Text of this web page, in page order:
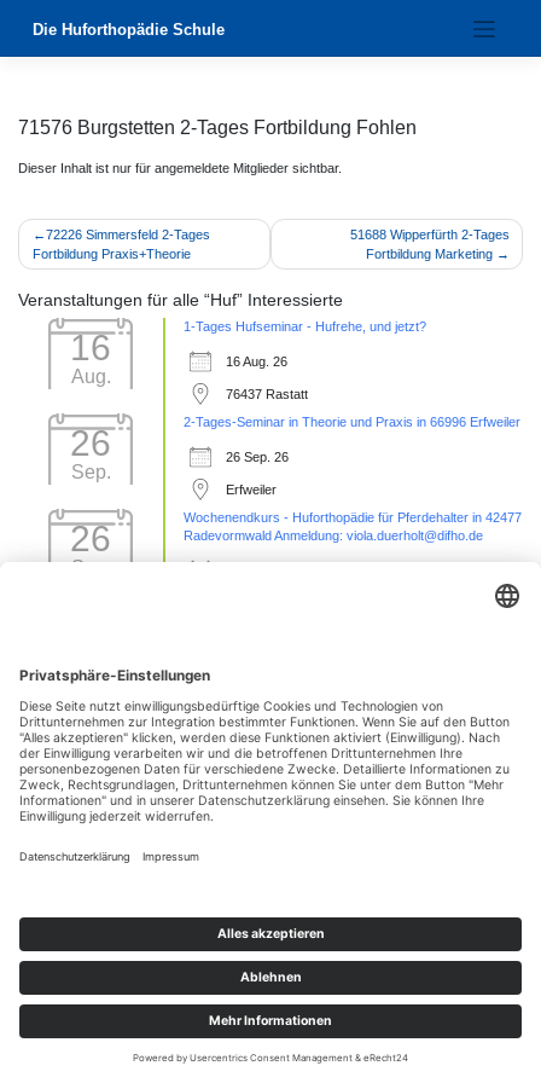
Die Huforthopädie Schule
71576 Burgstetten 2-Tages Fortbildung Fohlen
Dieser Inhalt ist nur für angemeldete Mitglieder sichtbar.
Beitragsnavigation
72226 Simmersfeld 2-Tages
Fortbildung Praxis+Theorie
51688 Wipperfürth 2-Tages
Fortbildung Marketing
Veranstaltungen für alle “Huf” Interessierte
16
Aug.
1-Tages Hufseminar - Hufrehe, und jetzt?
16 Aug. 26
76437 Rastatt
26
Sep.
2-Tages-Seminar in Theorie und Praxis in 66996 Erfweiler
26 Sep. 26
Erfweiler
26
Sep.
Wochenendkurs - Huforthopädie für Pferdehalter in 42477
Radevormwald Anmeldung: viola.duerholt@difho.de
Okt.
Burgstetten
01
Nov.
1 Tages Hufseminar-Sezieren16727 Velten - mit Michelle
Yakobi Anmeldung: unter info@difho.de
1 Nov. 26
© 2026Die Huforthopädie Schule |Bootstrap-Theme für WordPress